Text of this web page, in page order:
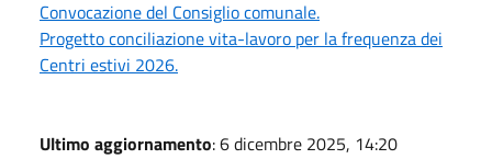
Convocazione del Consiglio comunale.
Progetto conciliazione vita-lavoro per la frequenza dei
Centri estivi 2026.
Ultimo aggiornamento: 6 dicembre 2025, 14:20